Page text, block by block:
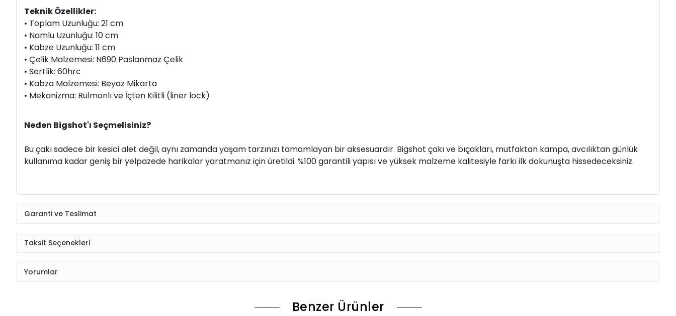
Teknik Özellikler:
• Toplam Uzunluğu: 21 cm
• Namlu Uzunluğu: 10 cm
• Kabze Uzunluğu: 11 cm
• Çelik Malzemesi: N690 Paslanmaz Çelik
• Sertlik: 60hrc
• Kabza Malzemesi: Beyaz Mikarta
• Mekanizma: Rulmanlı ve İçten Kilitli (liner lock)
Neden Bigshot'ı Seçmelisiniz?
Bu çakı sadece bir kesici alet değil, aynı zamanda yaşam tarzınızı tamamlayan bir aksesuardır. Bigshot çakı ve bıçakları, mutfaktan kampa, avcılıktan günlük
kullanıma kadar geniş bir yelpazede harikalar yaratmanız için üretildi. %100 garantili yapısı ve yüksek malzeme kalitesiyle farkı ilk dokunuşta hissedeceksiniz.
Garanti ve Teslimat
Taksit Seçenekleri
Yorumlar
Benzer Ürünler